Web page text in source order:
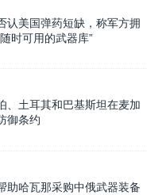
认美国弹药短缺，称军方拥
时可用的武器库”
、土耳其和巴基斯坦在麦加
御条约
助哈瓦那采购中俄武器装备